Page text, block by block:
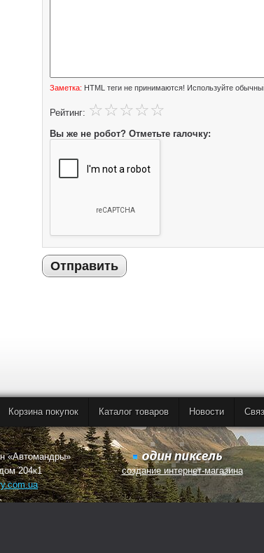
Заметка: HTML теги не принимаются! Используйте
Рейтинг:
Вы же не робот? Отметьте галочку:
Отправить
Корзина покупок Каталог товаров Новости
«Автомандры»
204к1
создание интернет-магазина